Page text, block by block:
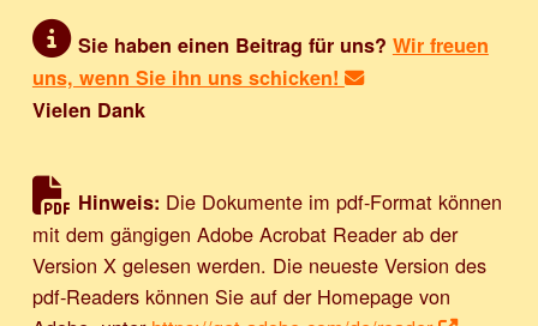
Sie haben einen Beitrag für uns? Wir freuen
uns, wenn Sie ihn uns schicken!
Vielen Dank
Hinweis: Die Dokumente im pdf-Format können
mit dem gängigen Adobe Acrobat Reader ab der
Version X gelesen werden. Die neueste Version des
pdf-Readers können Sie auf der Homepage von